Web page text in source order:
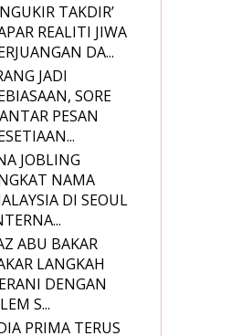
TAKDIR’
REALITI JIWA
DA...
JADI
SORE
PESAN
JOBLING
NAMA
DI SEOUL
ABU BAKAR
LANGKAH
DENGAN
S...
PRIMA TERUS